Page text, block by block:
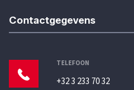
Contactgegevens
TELEFOON
+32 3 233 70 32